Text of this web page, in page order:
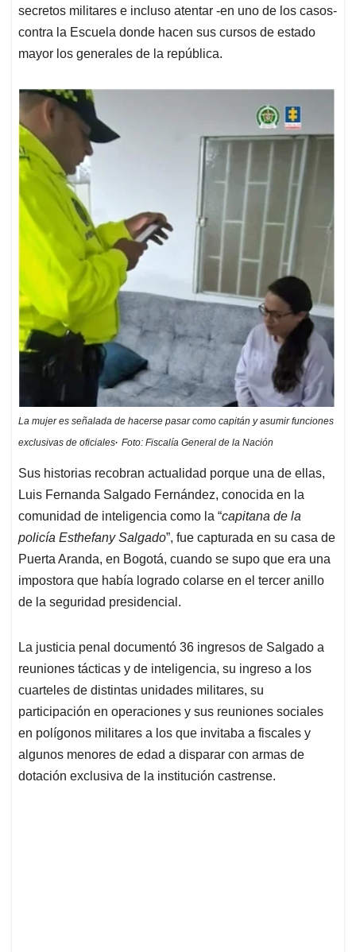
secretos militares e incluso atentar -en uno de los casos-
contra la Escuela donde hacen sus cursos de estado
mayor los generales de la república.
La mujer es señalada de hacerse pasar como capitán y asumir funciones
exclusivas de oficiales. Foto: Fiscalía General de la Nación
Sus historias recobran actualidad porque una de ellas,
Luis Fernanda Salgado Fernández, conocida en la
comunidad de inteligencia como la “capitana de la
policía Esthefany Salgado”, fue capturada en su casa de
Puerta Aranda, en Bogotá, cuando se supo que era una
impostora que había logrado colarse en el tercer anillo
de la seguridad presidencial.
La justicia penal documentó 36 ingresos de Salgado a
reuniones tácticas y de inteligencia, su ingreso a los
cuarteles de distintas unidades militares, su
participación en operaciones y sus reuniones sociales
en polígonos militares a los que invitaba a fiscales y
algunos menores de edad a disparar con armas de
dotación exclusiva de la institución castrense.